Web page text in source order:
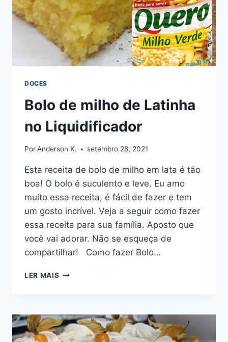
DOCES
Bolo de milho de Latinha
no Liquidificador
PorAnderson K. setembro 28, 2021
Esta receita de bolo de milho em lata é tão
boa! O bolo é suculento e leve. Eu amo
muito essa receita, é fácil de fazer e tem
um gosto incrível. Veja a seguir como fazer
essa receita para sua família. Aposto que
você vai adorar. Não se esqueça de
compartilhar! Como fazer Bolo…
LER MAIS BOLO
LATINHA
NO
LIQUIDIFICADOR